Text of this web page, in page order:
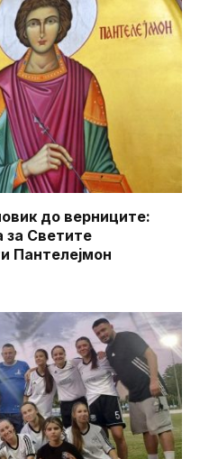
до верниците:
за Светите
Пантелејмон